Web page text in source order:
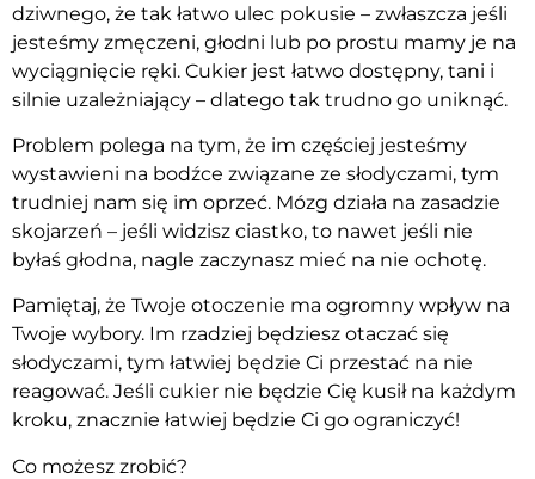
dziwnego, że tak łatwo ulec pokusie – zwłaszcza jeśli
jesteśmy zmęczeni, głodni lub po prostu mamy je na
wyciągnięcie ręki. Cukier jest łatwo dostępny, tani i
silnie uzależniający – dlatego tak trudno go uniknąć.
Problem polega na tym, że im częściej jesteśmy
wystawieni na bodźce związane ze słodyczami, tym
trudniej nam się im oprzeć. Mózg działa na zasadzie
skojarzeń – jeśli widzisz ciastko, to nawet jeśli nie
byłaś głodna, nagle zaczynasz mieć na nie ochotę.
Pamiętaj, że Twoje otoczenie ma ogromny wpływ na
Twoje wybory. Im rzadziej będziesz otaczać się
słodyczami, tym łatwiej będzie Ci przestać na nie
reagować. Jeśli cukier nie będzie Cię kusił na każdym
kroku, znacznie łatwiej będzie Ci go ograniczyć!
Co możesz zrobić?